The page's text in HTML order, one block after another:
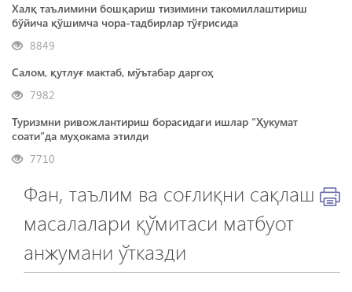
Халқ таълимини бошқариш тизимини такомиллаштириш
бўйича қўшимча чора-тадбирлар тўғрисида
8849
Салом, қутлуғ мактаб, мўътабар даргоҳ
7982
Туризмни ривожлантириш борасидаги ишлар “Ҳукумат
соати”да муҳокама этилди
7710
Фан, таълим ва соғлиқни сақлаш
масалалари қўмитаси матбуот
анжумани ўтказди